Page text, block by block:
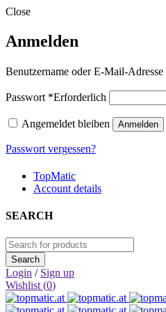
Close
Anmelden
Benutzername oder E-Mail-Adresse
Passwort *Erforderlich
Angemeldet bleiben Anmelden
Passwort vergessen?
TopMatic
Account details
SEARCH
Login / Sign up
Wishlist (0)